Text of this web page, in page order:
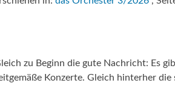
zu Beginn die gute Nachricht: Es
Konzerte. Gleich hinterher